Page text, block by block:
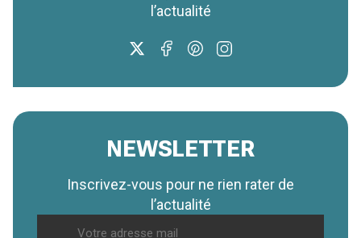
l’actualité
NEWSLETTER
Inscrivez-vous pour ne rien rater de
l’actualité